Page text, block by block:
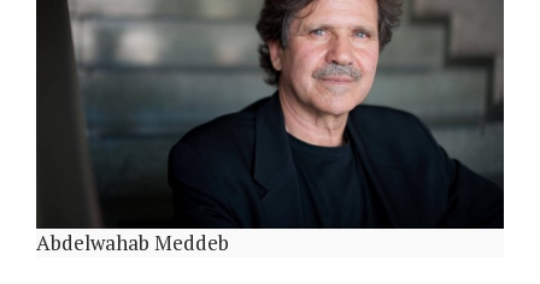
Abdelwahab Meddeb